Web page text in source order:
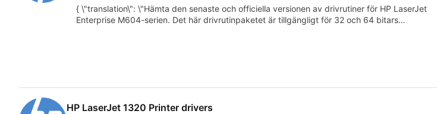
{ \"translation\": \"Hämta den senaste och officiella versionen av drivrutiner för HP LaserJet
Enterprise M604-serien. Det här drivrutinpaketet är tillgängligt för 32 och 64 bitars…
HP LaserJet 1320 Printer drivers